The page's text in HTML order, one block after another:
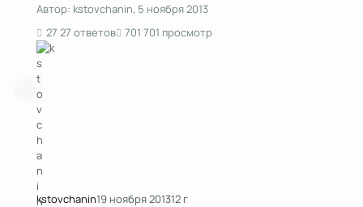
Автор: kstоvchanin, 5 ноября 2013
27 ответов
701 просмотр
kstоvchanin19 ноября 201312 г